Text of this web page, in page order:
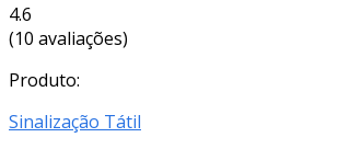
4.6
(10 avaliações)
Produto:
Sinalização Tátil